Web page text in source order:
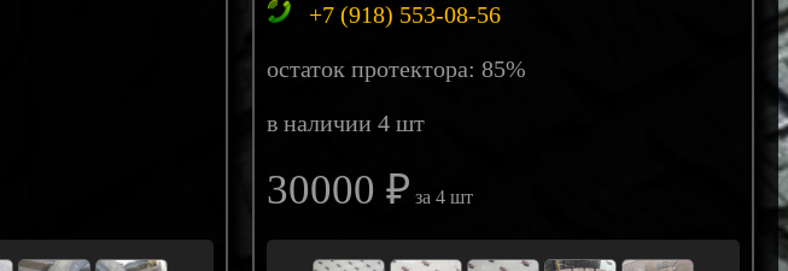
+7 (918) 553-08-56
остаток протектора: 85%
в наличии 4 шт
30000 ₽ за 4 шт